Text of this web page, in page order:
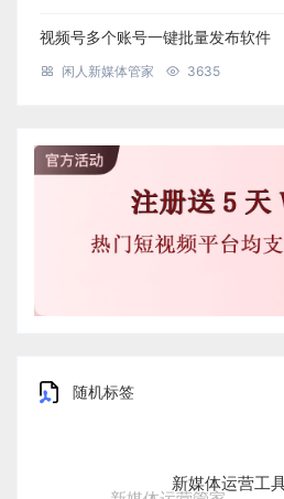
视频号多个账号一键批量发布软件
闲人新媒体管家 3635
随机标签
新媒体运营工具